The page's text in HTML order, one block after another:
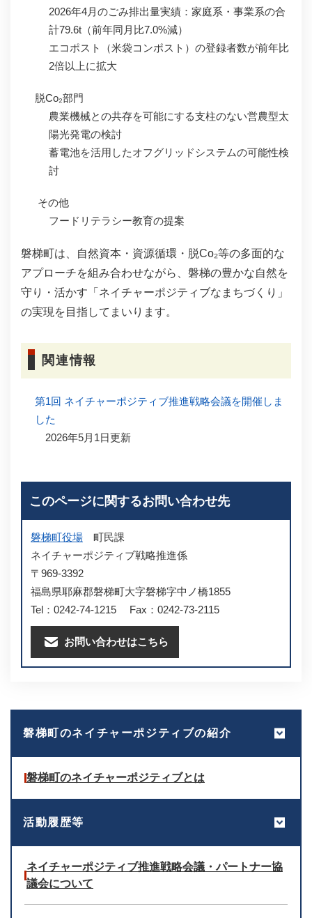
2026年4月のごみ排出量実績：家庭系・事業系の合
計79.6t（前年同月比7.0%減）
エコポスト（米袋コンポスト）の登録者数が前年比
2倍以上に拡大
脱Co₂部門
農業機械との共存を可能にする支柱のない営農型太
陽光発電の検討
蓄電池を活用したオフグリッドシステムの可能性検
討
その他
フードリテラシー教育の提案
磐梯町は、自然資本・資源循環・脱Co₂等の多面的な
アプローチを組み合わせながら、磐梯の豊かな自然を
守り・活かす「ネイチャーポジティブなまちづくり」
の実現を目指してまいります。
関連情報
第1回 ネイチャーポジティブ推進戦略会議を開催しま
した
2026年5月1日更新
このページに関するお問い合わせ先
磐梯町役場
町民課
ネイチャーポジティブ戦略推進係
〒969-3392
福島県耶麻郡磐梯町大字磐梯字中ノ橋1855
Tel：0242-74-1215
Fax：0242-73-2115
お問い合わせはこちら
磐梯町のネイチャーポジティブの紹介
磐梯町のネイチャーポジティブとは
活動履歴等
ネイチャーポジティブ推進戦略会議・パートナー協
議会について